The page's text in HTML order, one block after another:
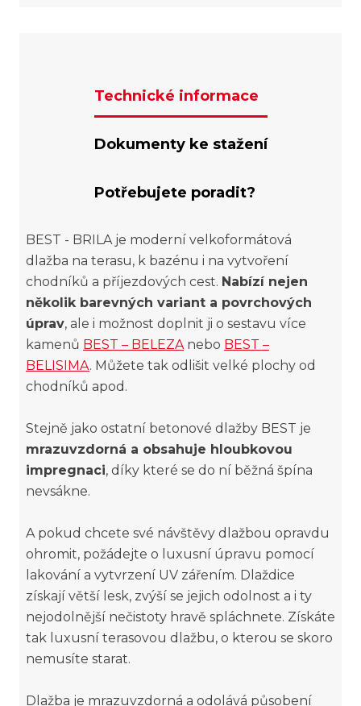
Technické informace
Dokumenty ke stažení
Potřebujete poradit?
BEST - BRILA je moderní velkoformátová
dlažba na terasu, k bazénu i na vytvoření
chodníků a příjezdových cest. Nabízí nejen
několik barevných variant a povrchových
úprav, ale i možnost doplnit ji o sestavu více
kamenů BEST – BELEZAnebo BEST –
BELISIMA. Můžete tak odlišit velké plochy od
chodníků apod.
Stejně jako ostatní betonové dlažby BEST je
mrazuvzdorná a obsahuje hloubkovou
impregnaci, díky které se do ní běžná špína
nevsákne.
A pokud chcete své návštěvy dlažbou opravdu
ohromit, požádejte o luxusní úpravu pomocí
lakování a vytvrzení UV zářením. Dlaždice
získají větší lesk, zvýší se jejich odolnost a i ty
nejodolnější nečistoty hravě spláchnete. Získáte
tak luxusní terasovou dlažbu, o kterou se skoro
nemusíte starat.
Dlažba je mrazuvzdorná a odolává působení